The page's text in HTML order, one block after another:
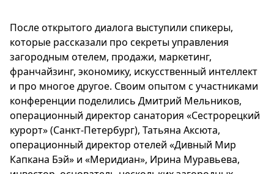
После открытого диалога выступили спикеры,
которые рассказали про секреты управления
загородным отелем, продажи, маркетинг,
франчайзинг, экономику, искусственный интеллект
и про многое другое. Своим опытом с участниками
конференции поделились Дмитрий Мельников,
операционный директор санатория «Сестрорецкий
курорт» (Санкт-Петербург), Татьяна Аксюта,
операционный директор отелей «Дивный Мир
Капкана Бэй» и «Меридиан», Ирина Муравьева,